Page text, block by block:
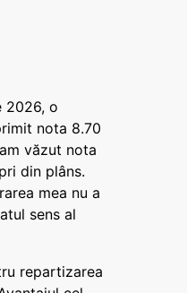
2026, o
nota 8.70
văzut nota
din plâns.
mea nu a
sens al
repartizarea